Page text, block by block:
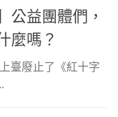
公益團體們，
麼嗎？
臺廢止了《紅十字